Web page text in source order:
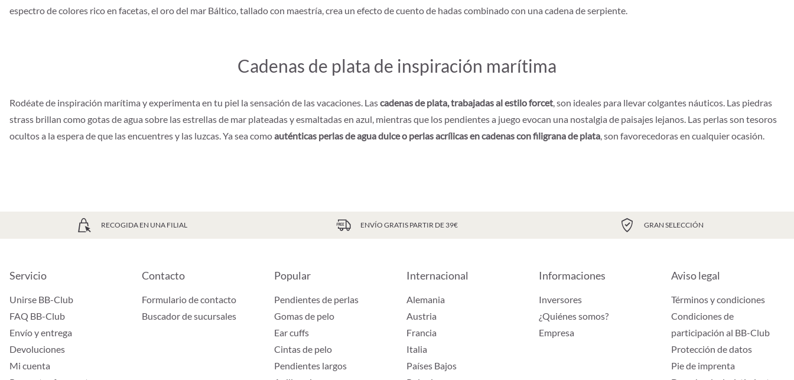
espectro de colores rico en facetas, el oro del mar Báltico, tallado con maestría, crea un efecto de cuento de hadas combinado con una cadena de serpiente.
Cadenas de plata de inspiración marítima
Rodéate de inspiración marítima y experimenta en tu piel la sensación de las vacaciones. Lascadenas de plata, trabajadas al estilo forcet, son ideales para llevar colgantes náuticos. Las piedras
strass brillan como gotas de agua sobre las estrellas de mar plateadas y esmaltadas en azul, mientras que los pendientes a juego evocan una nostalgia de paisajes lejanos. Las perlas son tesoros
ocultos a la espera de que las encuentres y las luzcas. Ya sea comoauténticas perlas de agua dulce o perlas acrílicas en cadenas con filigrana de plata, son favorecedoras en cualquier ocasión.
RECOGIDA EN UNA FILIAL ENVÍO GRATIS PARTIR DE 39€ GRAN SELECCIÓN
Servicio
Unirse BB-Club
FAQ BB-Club
Envío y entrega
Devoluciones
Mi cuenta
Contacto
Formulario de contacto
Buscador de sucursales
Popular
Pendientes de perlas
Gomas de pelo
Ear cuffs
Cintas de pelo
Pendientes largos
Internacional
Alemania
Austria
Francia
Italia
Países Bajos
Informaciones
Inversores
¿Quiénes somos?
Empresa
Aviso legal
Términos y condiciones
Condiciones de
participación al BB-Club
Protección de datos
Pie de imprenta